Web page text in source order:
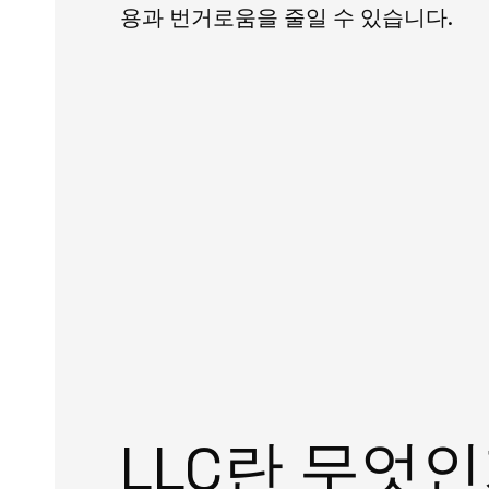
용과 번거로움을 줄일 수 있습니다.
LLC란 무엇